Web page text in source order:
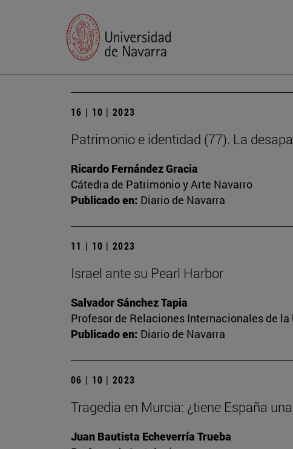
16 | 10 | 2023
Patrimonio e identidad (77). La
Ricardo Fernández Gracia
Cátedra de Patrimonio y Arte Navarro
Publicado en: Diario de Navarra
11 | 10 | 2023
Israel ante su Pearl Harbor
Salvador Sánchez Tapia
Profesor de Relaciones Internacionales de
Publicado en: Diario de Navarra
06 | 10 | 2023
Tragedia en Murcia: ¿tiene España
Juan Bautista Echeverría Trueba